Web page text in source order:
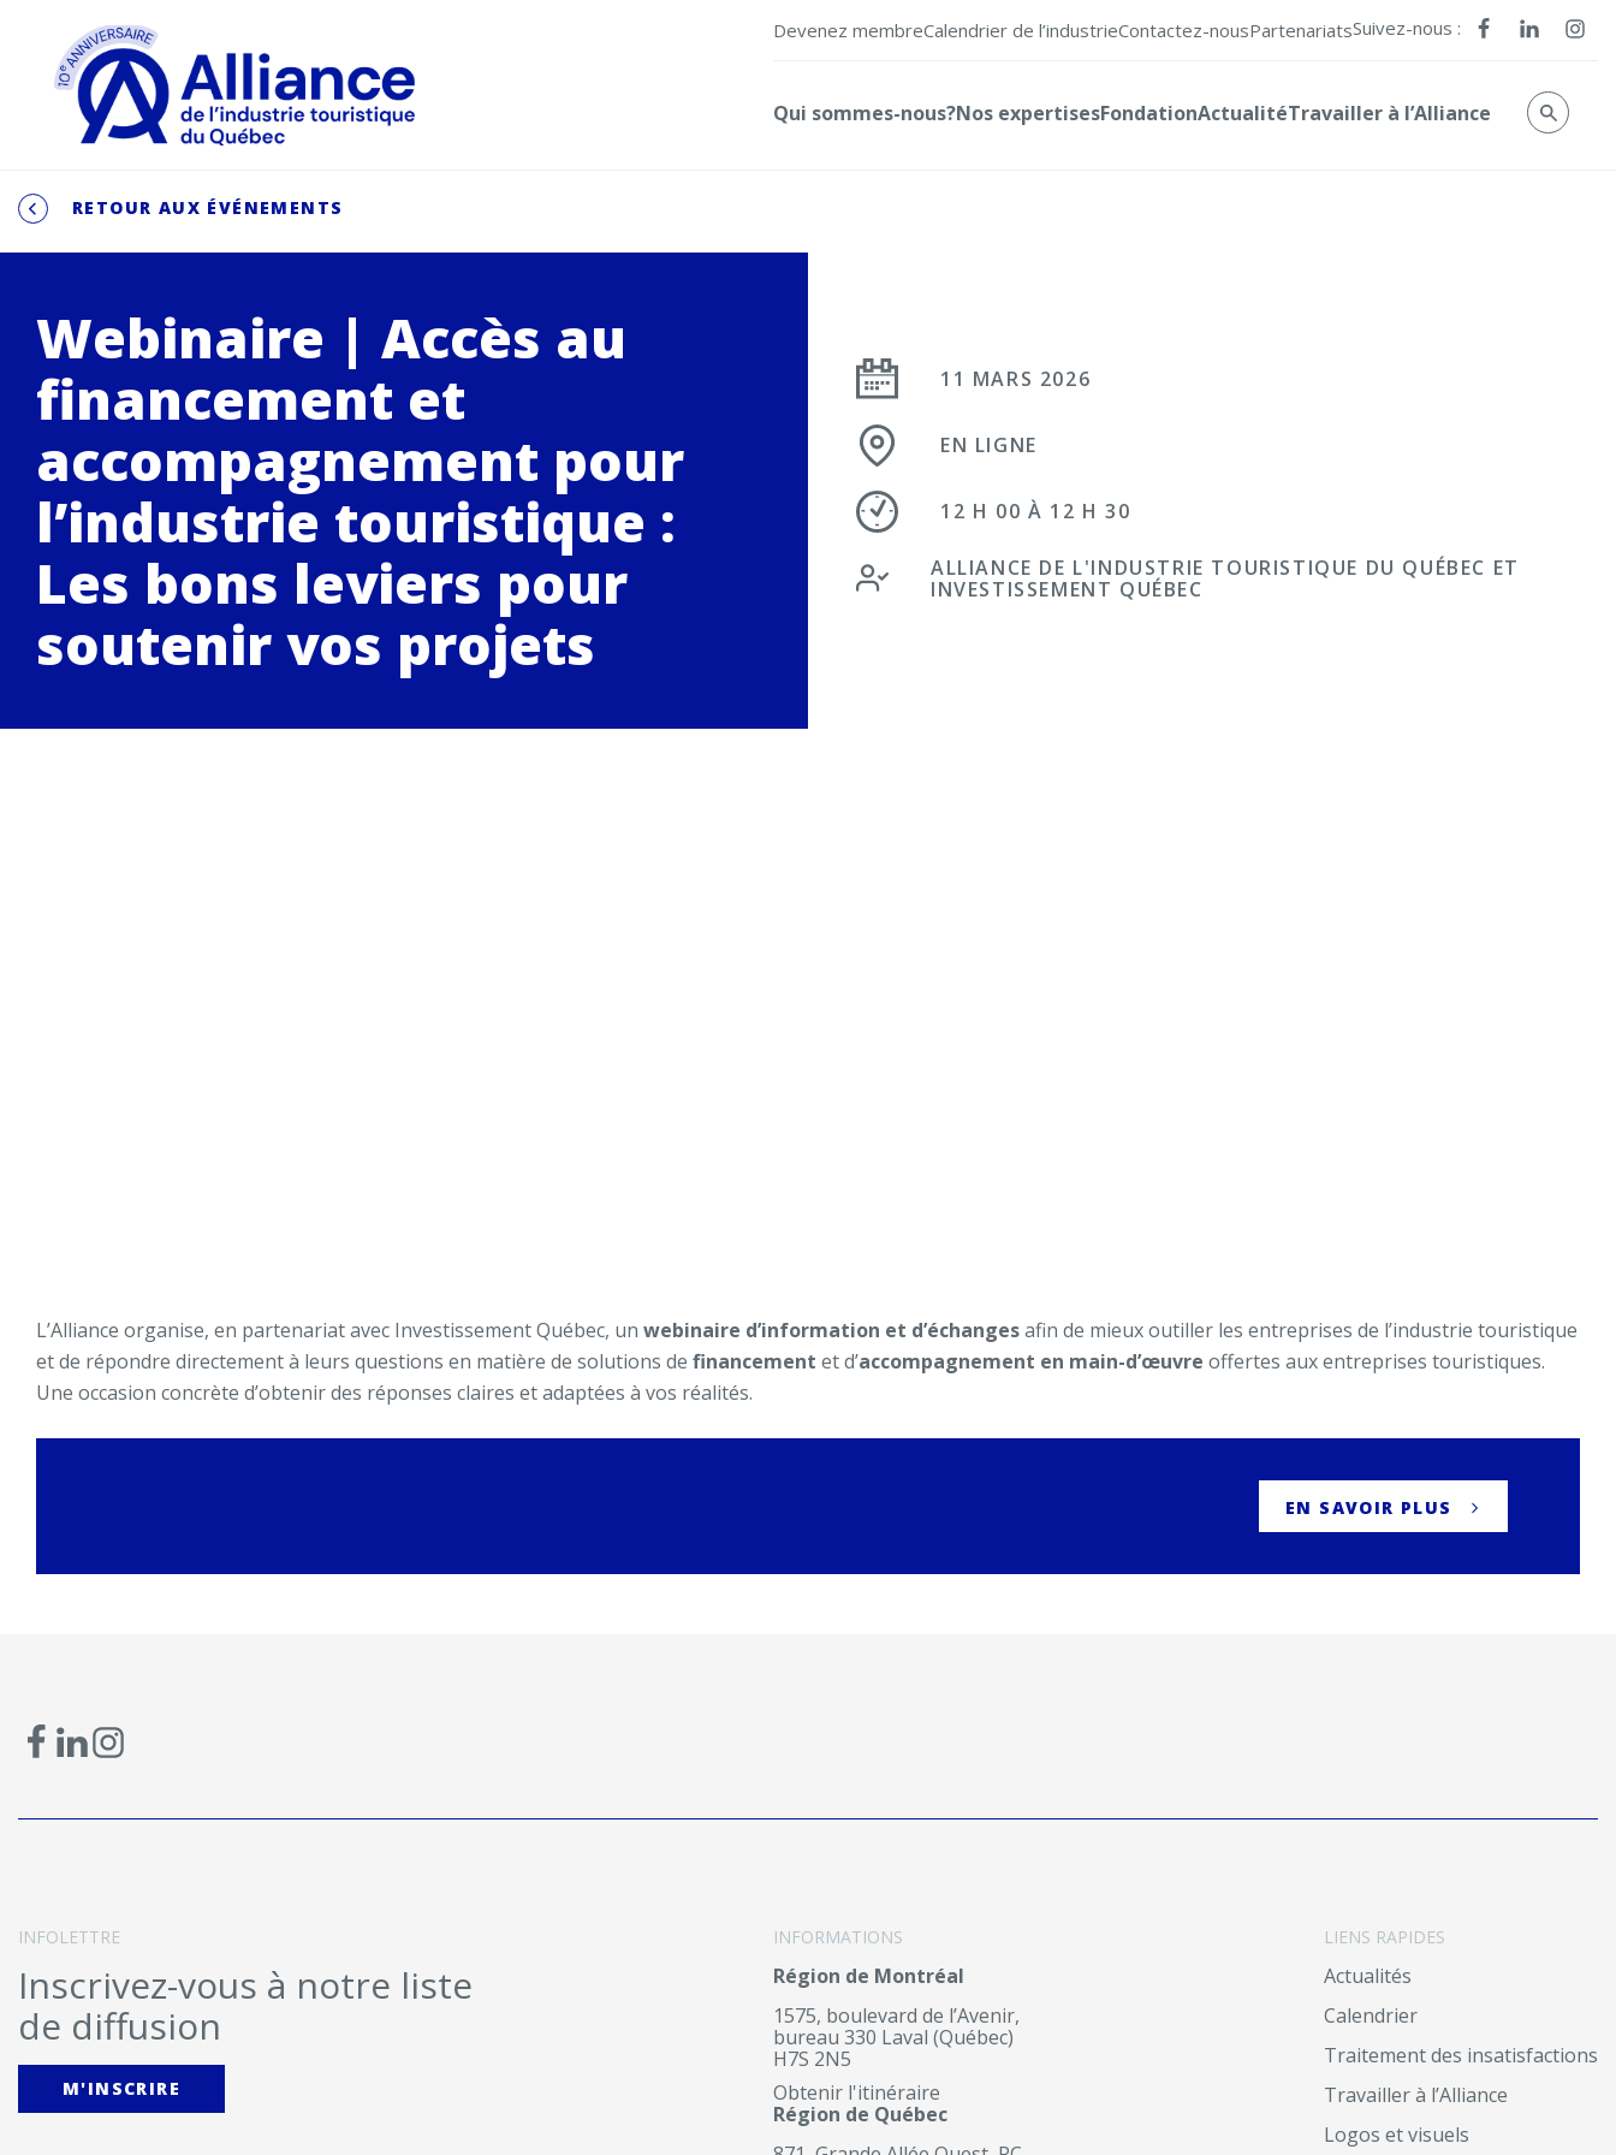
Devenez membreCalendrier de l’industrieContactez-nousPartenariatsSuivez-nous :
Qui sommes-nous?Nos expertisesFondationActualitéTravailler à l’Alliance
RETOUR AUX ÉVÉNEMENTS
Webinaire | Accès au
financement et
accompagnement pour
l’industrie touristique :
Les bons leviers pour
soutenir vos projets
11 MARS 2026
EN LIGNE
12 H 00 À 12 H 30
ALLIANCE DE L'INDUSTRIE TOURISTIQUE DU QUÉBEC ET
INVESTISSEMENT QUÉBEC
L’Alliance organise, en partenariat avec Investissement Québec, un webinaire d’information et d’échangesafin de mieux outiller les entreprises de l’industrie touristique
et de répondre directement à leurs questions en matière de solutions de financement et d’accompagnement en main-d’œuvre offertes aux entreprises touristiques.
Une occasion concrète d’obtenir des réponses claires et adaptées à vos réalités.
EN SAVOIR PLUS
INFOLETTRE
Inscrivez-vous à notre liste
de diffusion
M'INSCRIRE
INFORMATIONS
Région de Montréal
1575, boulevard de l’Avenir,
bureau 330 Laval (Québec)
H7S 2N5
Obtenir l'itinéraire
Région de Québec
LIENS RAPIDES
Actualités
Calendrier
Traitement des insatisfactions
Travailler à l’Alliance
Logos et visuels